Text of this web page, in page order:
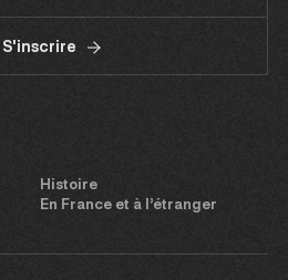
S'inscrire
Histoire
En France et à l’étranger